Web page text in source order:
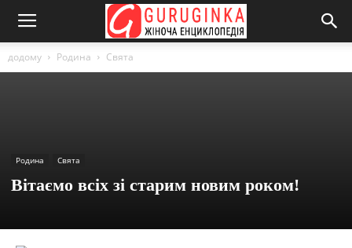
додому Родина Свята
Родина Свята
Вітаємо всіх зі старим новим роком!